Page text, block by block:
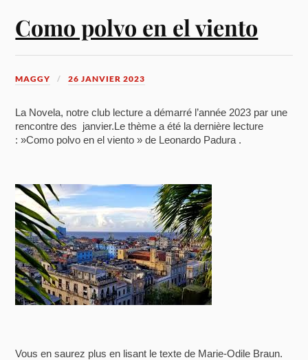
Como polvo en el viento
MAGGY 26 JANVIER 2023
La Novela, notre club lecture a démarré l’année 2023 par une
rencontre des janvier.Le thème a été la dernière lecture
: »Como polvo en el viento » de Leonardo Padura .
Vous en saurez plus en lisant le texte de Marie-Odile Braun.